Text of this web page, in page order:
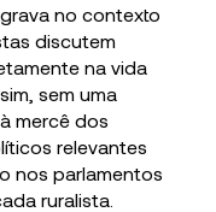
no contexto
discutem
na vida
sem uma
mercê dos
relevantes
nos parlamentos
ruralista.